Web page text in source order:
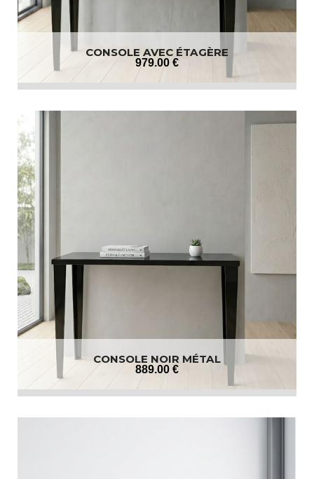
CONSOLE AVEC ÉTAGÈRE
979.00 €
CONSOLE NOIR MÉTAL
889.00 €